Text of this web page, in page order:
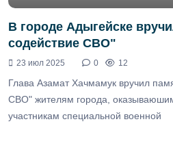
В городе Адыгейске
содействие СВО"
23 июл 2025 0 12
Глава Азамат Хачмамук вручил
СВО" жителям города,
участникам специальной военной